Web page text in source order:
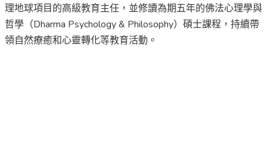
理地球項目的高級教育主任，並修讀為期五年的佛法心理學與
哲學（Dharma Psychology & Philosophy）碩士課程，持續帶
領自然療癒和心靈轉化等教育活動。